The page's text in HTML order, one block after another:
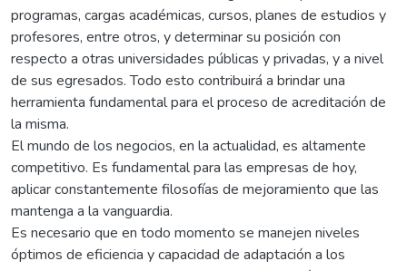
programas, cargas académicas, cursos, planes de estudios y
profesores, entre otros, y determinar su posición con
respecto a otras universidades públicas y privadas, y a nivel
de sus egresados. Todo esto contribuirá a brindar una
herramienta fundamental para el proceso de acreditación de
la misma.
El mundo de los negocios, en la actualidad, es altamente
competitivo. Es fundamental para las empresas de hoy,
aplicar constantemente filosofías de mejoramiento que las
mantenga a la vanguardia.
Es necesario que en todo momento se manejen niveles
óptimos de eficiencia y capacidad de adaptación a los